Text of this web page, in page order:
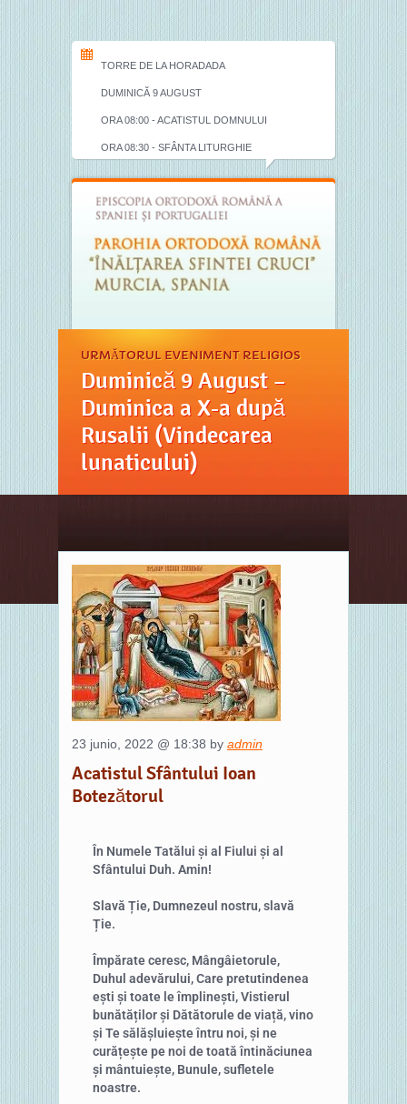
TORRE DE LA HORADADA
DUMINICĂ 9 AUGUST
ORA 08:00 - ACATISTUL DOMNULUI
ORA 08:30 - SFÂNTA LITURGHIE
URMĂTORUL EVENIMENT RELIGIOS
Duminică 9 August –
Duminica a X-a după
Rusalii (Vindecarea
lunaticului)
23 junio, 2022 @ 18:38 by admin
Acatistul Sfântului Ioan
Botezătorul
În Numele Tatălui și al Fiului și al
Sfântului Duh. Amin!
Slavă Ție, Dumnezeul nostru, slavă
Ție.
Împărate ceresc, Mângâietorule,
Duhul adevărului, Care pretutindenea
ești și toate le împlinești, Vistierul
bunătăților și Dătătorule de viață, vino
și Te sălășluiește întru noi, și ne
curățește pe noi de toată întinăciunea
și mântuiește, Bunule, sufletele
noastre.